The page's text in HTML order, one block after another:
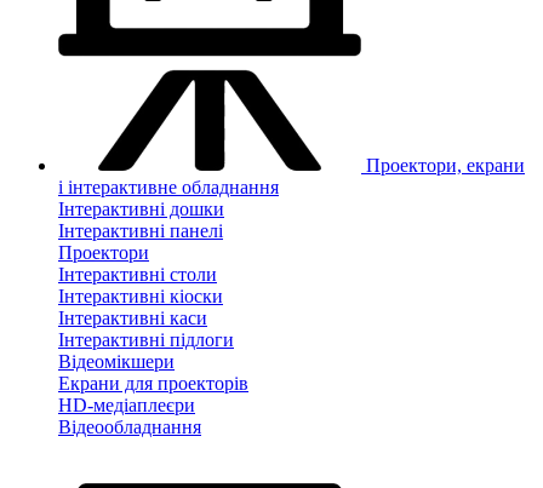
Проектори, екрани
і інтерактивне обладнання
Інтерактивні дошки
Інтерактивні панелі
Проектори
Інтерактивні столи
Інтерактивні кіоски
Інтерактивні каси
Інтерактивні підлоги
Відеомікшери
Екрани для проекторів
HD-медіаплеєри
Відеообладнання